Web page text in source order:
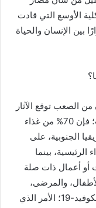
الأوسع التي قادت
بين الإنسان والحياة
الصعب توقع الآثار
التي سنشهدها لاحقًا. ووفقًا لبعض التقديرات؛ فإن 70% من غذاء
الجنوبية، على
بينما
أو أعمال ذات صلة
والمرضى،
والعجائز. ممَّا يعني أنهن أكثر عرضة للإصابة بكوفيد-19؛ الأمر الذي